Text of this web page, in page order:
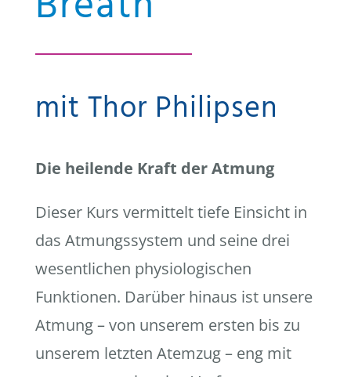
mit Thor Philipsen
Die heilende Kraft der Atmung
Dieser Kurs vermittelt tiefe Einsicht in
das Atmungssystem und seine drei
wesentlichen physiologischen
Funktionen. Darüber hinaus ist unsere
Atmung – von unserem ersten bis zu
unserem letzten Atemzug – eng mit